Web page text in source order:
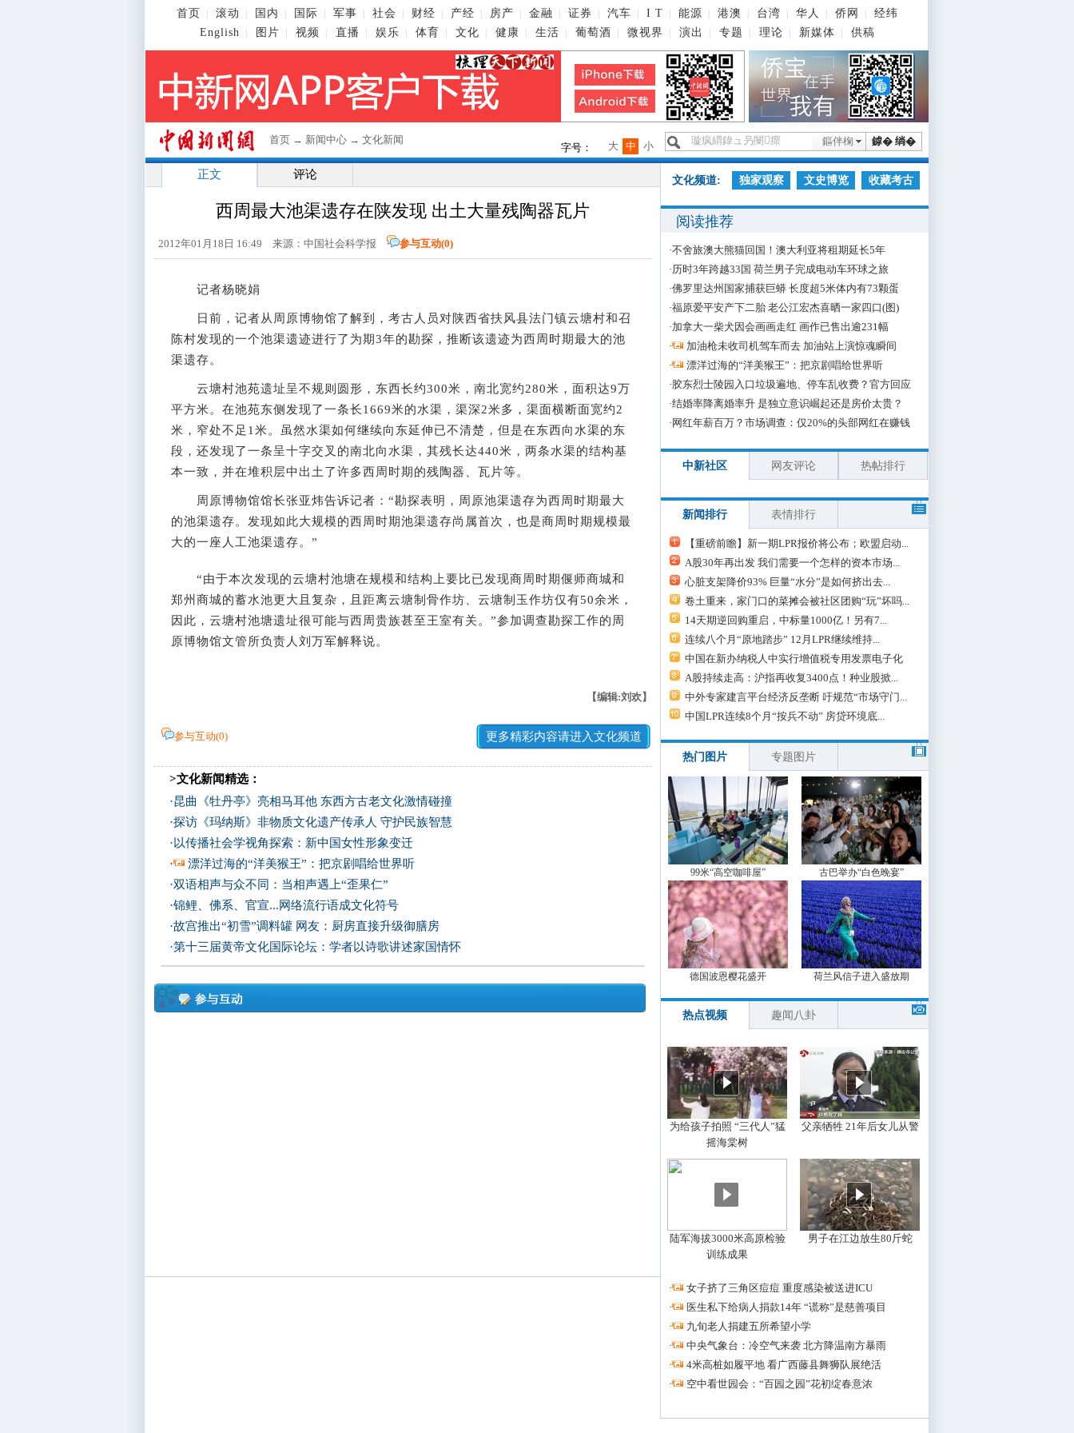
首页 滚动 国内 国际 军事 社会 财经 产经 房产 金融 证券 汽车 I T 能源 港澳 台湾 华人 侨网
经纬
English
图片 视频 直播 娱乐 体育 文化 健康 生活 葡萄酒 微视界 演出 专题 理论 新媒体 供稿
首页 → 新闻中心 → 文化新闻 鎼� 绱�
鏂伴椈
字号： 小
中
大
正文 评论
西周最大池渠遗存在陕发现 出土大量残陶器瓦片
2012年01月18日 16:49 来源：中国社会科学报 参与互动(0)
记者杨晓娟
日前，记者从周原博物馆了解到，考古人员对陕西省扶风县法门镇云塘村和召
陈村发现的一个池渠遗迹进行了为期3年的勘探，推断该遗迹为西周时期最大的池
渠遗存。
云塘村池苑遗址呈不规则圆形，东西长约300米，南北宽约280米，面积达9万
平方米。在池苑东侧发现了一条长1669米的水渠，渠深2米多，渠面横断面宽约2
米，窄处不足1米。虽然水渠如何继续向东延伸已不清楚，但是在东西向水渠的东
段，还发现了一条呈十字交叉的南北向水渠，其残长达440米，两条水渠的结构基
本一致，并在堆积层中出土了许多西周时期的残陶器、瓦片等。
周原博物馆馆长张亚炜告诉记者：“勘探表明，周原池渠遗存为西周时期最大
的池渠遗存。发现如此大规模的西周时期池渠遗存尚属首次，也是商周时期规模最
大的一座人工池渠遗存。”
“由于本次发现的云塘村池塘在规模和结构上要比已发现商周时期偃师商城和
郑州商城的蓄水池更大且复杂，且距离云塘制骨作坊、云塘制玉作坊仅有50余米，
因此，云塘村池塘遗址很可能与西周贵族甚至王室有关。”参加调查勘探工作的周
原博物馆文管所负责人刘万军解释说。
【编辑:刘欢】
参与互动(0) 更多精彩内容请进入文化频道
>文化新闻精选：
·昆曲《牡丹亭》亮相马耳他 东西方古老文化激情碰撞
·探访《玛纳斯》非物质文化遗产传承人 守护民族智慧
·以传播社会学视角探索：新中国女性形象变迁
·
漂洋过海的“洋美猴王”：把京剧唱给世界听
·双语相声与众不同：当相声遇上“歪果仁”
·锦鲤、佛系、官宣...网络流行语成文化符号
·故宫推出“初雪”调料罐 网友：厨房直接升级御膳房
·第十三届黄帝文化国际论坛：学者以诗歌讲述家国情怀
文化频道: 独家观察 文史博览 收藏考古
阅读推荐
·不舍旅澳大熊猫回国！澳大利亚将租期延长5年
·历时3年跨越33国 荷兰男子完成电动车环球之旅
·佛罗里达州国家捕获巨蟒 长度超5米体内有73颗蛋
·福原爱平安产下二胎 老公江宏杰喜晒一家四口(图)
·加拿大一柴犬因会画画走红 画作已售出逾231幅
·
加油枪未收司机驾车而去 加油站上演惊魂瞬间
·
漂洋过海的“洋美猴王”：把京剧唱给世界听
·胶东烈士陵园入口垃圾遍地、停车乱收费？官方回应
·结婚率降离婚率升 是独立意识崛起还是房价太贵？
· 网红年薪百万？市场调查：仅20%的头部网红在赚钱
中新社区 网友评论 热帖排行
新闻排行 表情排行
【重磅前瞻】新一期LPR报价将公布；欧盟启动...
A股30年再出发 我们需要一个怎样的资本市场...
心脏支架降价93% 巨量“水分”是如何挤出去...
卷土重来，家门口的菜摊会被社区团购“玩”坏吗...
14天期逆回购重启，中标量1000亿！另有7...
连续八个月“原地踏步” 12月LPR继续维持...
中国在新办纳税人中实行增值税专用发票电子化
A股持续走高：沪指再收复3400点！种业股掀...
中外专家建言平台经济反垄断 吁规范“市场守门...
中国LPR连续8个月“按兵不动” 房贷环境底...
热门图片 专题图片
99米“高空咖啡屋” 古巴举办“白色晚宴”
德国波恩樱花盛开 荷兰风信子进入盛放期
热点视频 趣闻八卦
为给孩子拍照 “三代人”猛
摇海棠树
父亲牺牲 21年后女儿从警
陆军海拔3000米高原检验
训练成果
男子在江边放生80斤蛇
·
女子挤了三角区痘痘 重度感染被送进ICU
·
医生私下给病人捐款14年 “谎称”是慈善项目
·
九旬老人捐建五所希望小学
·
中央气象台：冷空气来袭 北方降温南方暴雨
·
4米高桩如履平地 看广西藤县舞狮队展绝活
·
空中看世园会：“百园之园”花初绽春意浓